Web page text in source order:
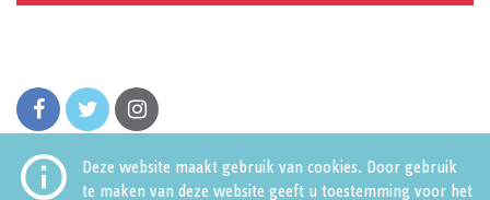

Deze website maakt gebruik van cookies. Door gebruik
te maken van deze website geeft u toestemming voor het